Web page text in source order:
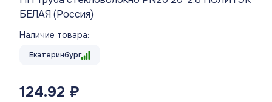
БЕЛАЯ (Россия)
Наличие товара:
Екатеринбург
124.92 ₽